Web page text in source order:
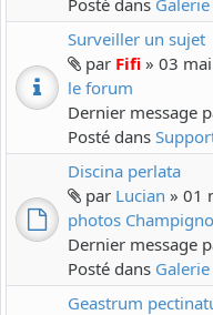
Posté dans
Surveiller un sujet
par Fifi » 03
le forum
Dernier message
Posté dans
Discina perlata
par Lucian » 01
photos
Dernier message
Posté dans
Geastrum